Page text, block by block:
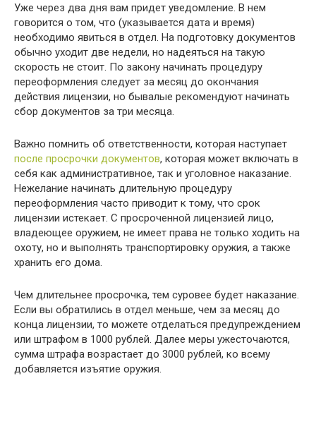
Уже через два дня вам придет уведомление. В нем
говорится о том, что (указывается дата и время)
необходимо явиться в отдел. На подготовку документов
обычно уходит две недели, но надеяться на такую
скорость не стоит. По закону начинать процедуру
переоформления следует за месяц до окончания
действия лицензии, но бывалые рекомендуют начинать
сбор документов за три месяца.
Важно помнить об ответственности, которая наступает
после просрочки документов, которая может включать в
себя как административное, так и уголовное наказание.
Нежелание начинать длительную процедуру
переоформления часто приводит к тому, что срок
лицензии истекает. С просроченной лицензией лицо,
владеющее оружием, не имеет права не только ходить на
охоту, но и выполнять транспортировку оружия, а также
хранить его дома.
Чем длительнее просрочка, тем суровее будет наказание.
Если вы обратились в отдел меньше, чем за месяц до
конца лицензии, то можете отделаться предупреждением
или штрафом в 1000 рублей. Далее меры ужесточаются,
сумма штрафа возрастает до 3000 рублей, ко всему
добавляется изъятие оружия.